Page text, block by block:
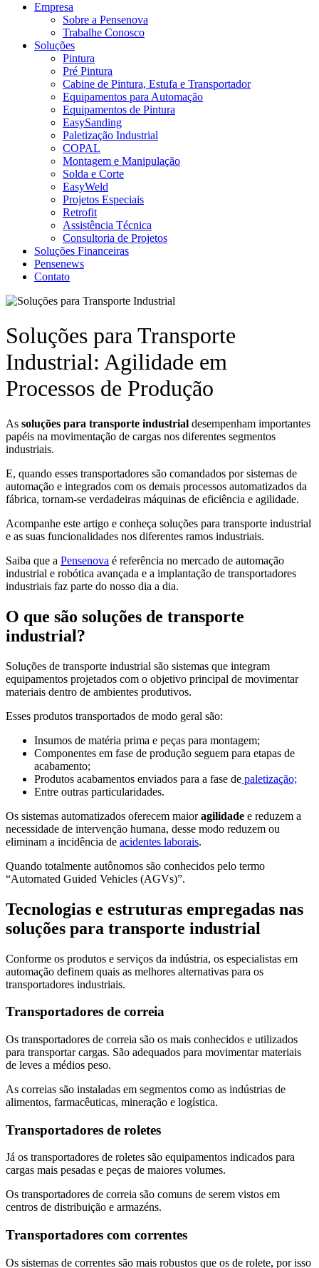
Empresa
Sobre a Pensenova
Trabalhe Conosco
Soluções
Pintura
Pré Pintura
Cabine de Pintura, Estufa e Transportador
Equipamentos para Automação
Equipamentos de Pintura
EasySanding
Paletização Industrial
COPAL
Montagem e Manipulação
Solda e Corte
EasyWeld
Projetos Especiais
Retrofit
Assistência Técnica
Consultoria de Projetos
Soluções Financeiras
Pensenews
Contato
Soluções para Transporte
Industrial: Agilidade em
Processos de Produção
As soluções para transporte industrial desempenham importantes
papéis na movimentação de cargas nos diferentes segmentos
industriais.
E, quando esses transportadores são comandados por sistemas de
automação e integrados com os demais processos automatizados da
fábrica, tornam-se verdadeiras máquinas de eficiência e agilidade.
Acompanhe este artigo e conheça soluções para transporte industrial
e as suas funcionalidades nos diferentes ramos industriais.
Saiba que a Pensenova é referência no mercado de automação
industrial e robótica avançada e a implantação de transportadores
industriais faz parte do nosso dia a dia.
O que são soluções de transporte
industrial?
Soluções de transporte industrial são sistemas que integram
equipamentos projetados com o objetivo principal de movimentar
materiais dentro de ambientes produtivos.
Esses produtos transportados de modo geral são:
Insumos de matéria prima e peças para montagem;
Componentes em fase de produção seguem para etapas de
acabamento;
Produtos acabamentos enviados para a fase de paletização;
Entre outras particularidades.
Os sistemas automatizados oferecem maioragilidade e reduzem a
necessidade de intervenção humana, desse modo reduzem ou
eliminam a incidência de acidentes laborais.
Quando totalmente autônomos são conhecidos pelo termo
“Automated Guided Vehicles (AGVs)”.
Tecnologias e estruturas empregadas nas
soluções para transporte industrial
Conforme os produtos e serviços da indústria, os especialistas em
automação definem quais as melhores alternativas para os
transportadores industriais.
Transportadores de correia
Os transportadores de correia são os mais conhecidos e utilizados
para transportar cargas. São adequados para movimentar materiais
de leves a médios peso.
As correias são instaladas em segmentos como as indústrias de
alimentos, farmacêuticas, mineração e logística.
Transportadores de roletes
Já os transportadores de roletes são equipamentos indicados para
cargas mais pesadas e peças de maiores volumes.
Os transportadores de correia são comuns de serem vistos em
centros de distribuição e armazéns.
Transportadores com correntes
Os sistemas de correntes são mais robustos que os de rolete, por isso